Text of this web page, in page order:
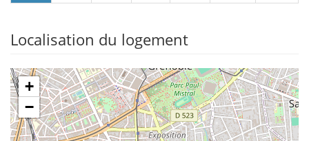
Localisation du logement
+
−